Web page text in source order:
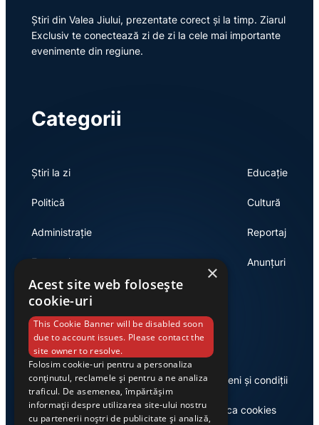
Știri din Valea Jiului, prezentate corect și la timp. Ziarul
Exclusiv te conectează zi de zi la cele mai importante
evenimente din regiune.
Categorii
Știri la zi
Politică
Administrație
Economie
Educație
Cultură
Reportaj
Anunțuri
Link-uri utile
Despre noi
Casa de editură Exclusiv
Termeni și condiții
Politica cookies
×
Acest site web folosește
cookie-uri
This Cookie Banner will be disabled soon
due to account issues. Please contact the
site owner to resolve.
Folosim cookie-uri pentru a personaliza
conținutul, reclamele și pentru a ne analiza
traficul. De asemenea, împărtășim
informații despre utilizarea site-ului nostru
cu partenerii noștri de publicitate și analiză,